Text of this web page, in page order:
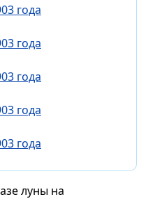
года
года
года
года
года
луны на